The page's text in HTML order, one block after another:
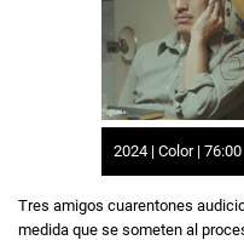
2024 | Color | 76:00
Tres amigos cuarentones
medida que se someten al